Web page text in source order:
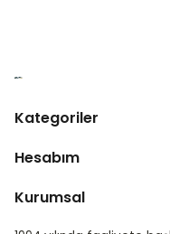
Kategoriler
Hesabım
Kurumsal